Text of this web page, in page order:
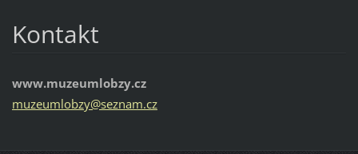
Kontakt
www.muzeumlobzy.cz
muzeumlobzy@seznam.cz